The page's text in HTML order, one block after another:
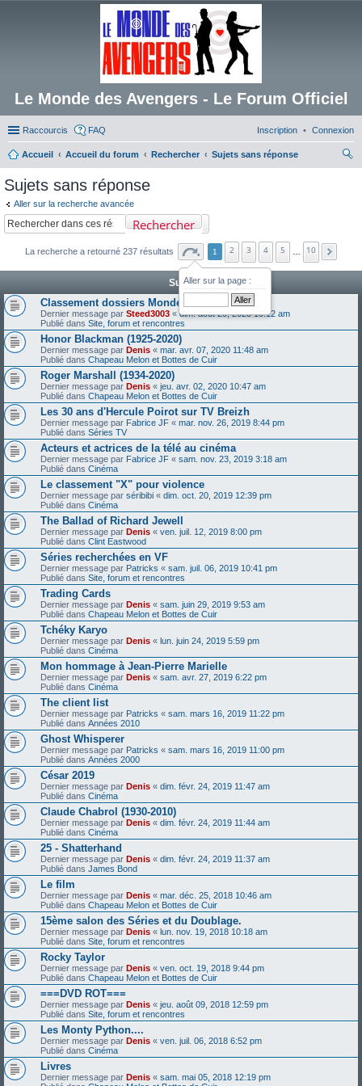
Le Monde des Avengers - Le Forum Officiel
Raccourcis FAQ Connexion
Inscription
Accueil Accueil du forum Rechercher
Sujets sans réponse
Sujets sans réponse
Aller sur la recherche avancée
Rechercher
La recherche a retourné 237 résultats
Aller sur la page :
1 2 3 4 5 10
Sujets
Classement dossiers Monde des Avengers
Dernier message par Steed3003 «dim. août 20, 2023 10:12 am
Publié dans Site, forum et rencontres
Honor Blackman (1925-2020)
Dernier message par Denis « mar. avr. 07, 2020 11:48 am
Publié dans Chapeau Melon et Bottes de Cuir
Roger Marshall (1934-2020)
Dernier message par Denis « jeu. avr. 02, 2020 10:47 am
Publié dans Chapeau Melon et Bottes de Cuir
Les 30 ans d'Hercule Poirot sur TV Breizh
Dernier message par Fabrice JF « mar. nov. 26, 2019 8:44 pm
Publié dans Séries TV
Acteurs et actrices de la télé au cinéma
Dernier message par Fabrice JF « sam. nov. 23, 2019 3:18 am
Publié dans Cinéma
Le classement "X" pour violence
Dernier message par séribibi « dim. oct. 20, 2019 12:39 pm
Publié dans Cinéma
The Ballad of Richard Jewell
Dernier message par Denis « ven. juil. 12, 2019 8:00 pm
Publié dans Clint Eastwood
Séries recherchées en VF
Dernier message par Patricks « sam. juil. 06, 2019 10:41 pm
Publié dans Site, forum et rencontres
Trading Cards
Dernier message par Denis « sam. juin 29, 2019 9:53 am
Publié dans Chapeau Melon et Bottes de Cuir
Tchéky Karyo
Dernier message par Denis « lun. juin 24, 2019 5:59 pm
Publié dans Cinéma
Mon hommage à Jean-Pierre Marielle
Dernier message par Denis « sam. avr. 27, 2019 6:22 pm
Publié dans Cinéma
The client list
Dernier message par Patricks « sam. mars 16, 2019 11:22 pm
Publié dans Années 2010
Ghost Whisperer
Dernier message par Patricks « sam. mars 16, 2019 11:00 pm
Publié dans Années 2000
César 2019
Dernier message par Denis « dim. févr. 24, 2019 11:47 am
Publié dans Cinéma
Claude Chabrol (1930-2010)
Dernier message par Denis « dim. févr. 24, 2019 11:44 am
Publié dans Cinéma
25 - Shatterhand
Dernier message par Denis « dim. févr. 24, 2019 11:37 am
Publié dans James Bond
Le film
Dernier message par Denis « mar. déc. 25, 2018 10:46 am
Publié dans Chapeau Melon et Bottes de Cuir
15ème salon des Séries et du Doublage.
Dernier message par Denis « lun. nov. 19, 2018 10:18 am
Publié dans Site, forum et rencontres
Rocky Taylor
Dernier message par Denis « ven. oct. 19, 2018 9:44 pm
Publié dans Chapeau Melon et Bottes de Cuir
===DVD ROT===
Dernier message par Denis « jeu. août 09, 2018 12:59 pm
Publié dans Site, forum et rencontres
Les Monty Python....
Dernier message par Denis « ven. juil. 06, 2018 6:52 pm
Publié dans Cinéma
Livres
Dernier message par Denis « sam. mai 05, 2018 12:19 pm